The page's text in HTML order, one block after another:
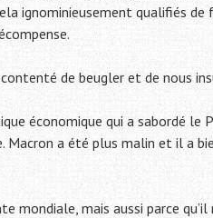
ignominieusement qualifiés
de beugler et de nous
économique qui a sabordé le
Macron a été plus malin et il a
mondiale, mais aussi parce